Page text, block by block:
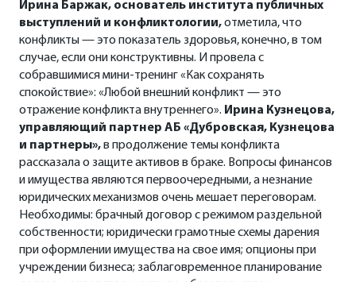
Ирина Баржак, основатель института публичных
выступлений и конфликтологии,отметила, что
конфликты — это показатель здоровья, конечно, в том
случае, если они конструктивны. И провела с
собравшимися мини-тренинг «Как сохранять
спокойствие»: «Любой внешний конфликт — это
отражение конфликта внутреннего». Ирина Кузнецова,
управляющий партнер АБ «Дубровская, Кузнецова
и партнеры»,в продолжение темы конфликта
рассказала о защите активов в браке. Вопросы финансов
и имущества являются первоочередными, а незнание
юридических механизмов очень мешает переговорам.
Необходимы: брачный договор с режимом раздельной
собственности; юридически грамотные схемы дарения
при оформлении имущества на свое имя; опционы при
учреждении бизнеса; заблаговременное планирование